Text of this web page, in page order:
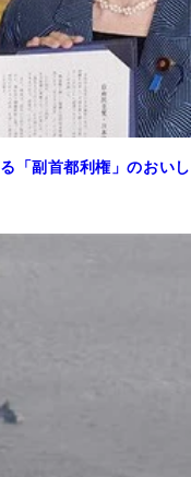
「副首都利権」のおいし